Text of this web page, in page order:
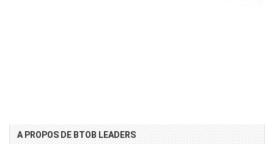
A PROPOS DE BTOB LEADERS